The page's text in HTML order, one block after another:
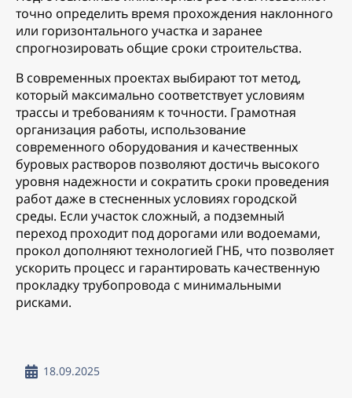
точно определить время прохождения наклонного
или горизонтального участка и заранее
спрогнозировать общие сроки строительства.
В современных проектах выбирают тот метод,
который максимально соответствует условиям
трассы и требованиям к точности. Грамотная
организация работы, использование
современного оборудования и качественных
буровых растворов позволяют достичь высокого
уровня надежности и сократить сроки проведения
работ даже в стесненных условиях городской
среды. Если участок сложный, а подземный
переход проходит под дорогами или водоемами,
прокол дополняют технологией ГНБ, что позволяет
ускорить процесс и гарантировать качественную
прокладку трубопровода с минимальными
рисками.
18.09.2025